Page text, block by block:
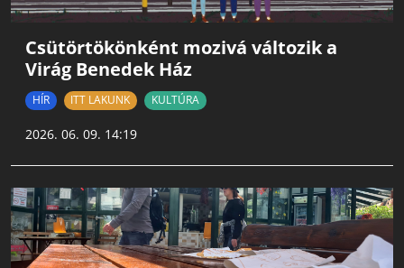
Csütörtökönként mozivá változik a
Virág Benedek Ház
HÍR ITT LAKUNK KULTÚRA
2026. 06. 09. 14:19